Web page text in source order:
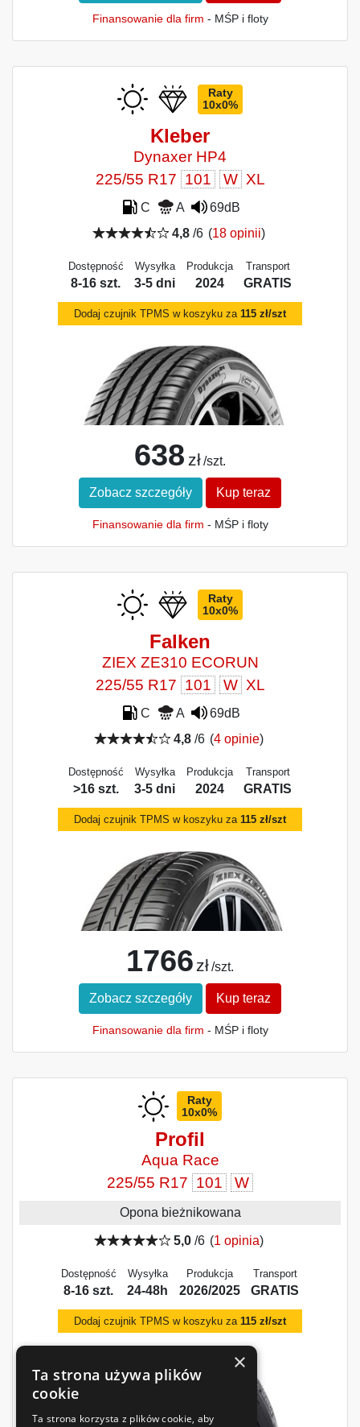
Finansowanie dla firm - MŚP i floty
Raty
10x0%
Kleber
Dynaxer HP4
225/55 R17 101 W XL
C A
69dB
4,8/6 (18 opinii)
Dostępność
8-16 szt.
Wysyłka
3-5 dni
Produkcja
2024
Transport
GRATIS
Dodaj czujnik TPMS w koszyku za 115 zł/szt
638 zł /szt.
Zobacz szczegóły Kup teraz
Finansowanie dla firm - MŚP i floty
Raty
10x0%
Falken
ZIEX ZE310 ECORUN
225/55 R17 101 W XL
C A
69dB
4,8/6 (4 opinie)
Dostępność
>16 szt.
Wysyłka
3-5 dni
Produkcja
2024
Transport
GRATIS
Dodaj czujnik TPMS w koszyku za 115 zł/szt
1766 zł/szt.
Zobacz szczegóły Kup teraz
Finansowanie dla firm - MŚP i floty
Raty
10x0%
Profil
Aqua Race
225/55 R17 101 W
Opona bieżnikowana
5,0/6 (1 opinia)
Dostępność
8-16 szt.
Wysyłka
24-48h
Produkcja
2026/2025
Transport
GRATIS
Dodaj czujnik TPMS w koszyku za 115 zł/szt
×
Ta strona używa plików
cookie
Ta strona korzysta z plików cookie, aby